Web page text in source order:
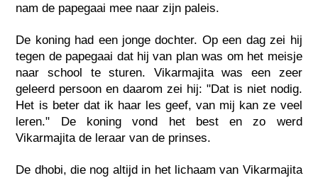
nam de papegaai mee naar zijn paleis.
De koning had een jonge dochter. Op een dag zei hij
tegen de papegaai dat hij van plan was om het meisje
naar school te sturen. Vikarmajita was een zeer
geleerd persoon en daarom zei hij: "Dat is niet nodig.
Het is beter dat ik haar les geef, van mij kan ze veel
leren." De koning vond het best en zo werd
Vikarmajita de leraar van de prinses.
De dhobi, die nog altijd in het lichaam van Vikarmajita